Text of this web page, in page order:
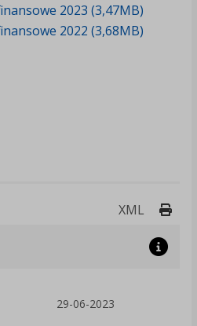
2023 (3,47MB)
2022 (3,68MB)
XML
29-06-2023